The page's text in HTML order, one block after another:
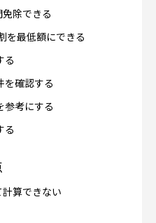
除できる
を最低額にできる
る
確認する
参考にする
る
点
算できない